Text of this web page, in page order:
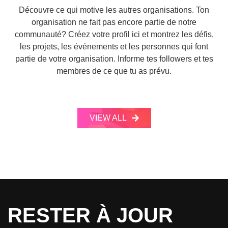
Découvre ce qui motive les autres organisations. Ton
organisation ne fait pas encore partie de notre
communauté? Créez votre profil ici et montrez les défis,
les projets, les événements et les personnes qui font
partie de votre organisation. Informe tes followers et tes
membres de ce que tu as prévu.
VIEW ALL
RESTER À JOUR